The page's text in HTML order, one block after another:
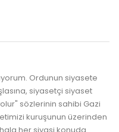
Ordunun siyasete
siyasetçi siyaset
sözlerinin sahibi Gazi
kuruşunun üzerinden